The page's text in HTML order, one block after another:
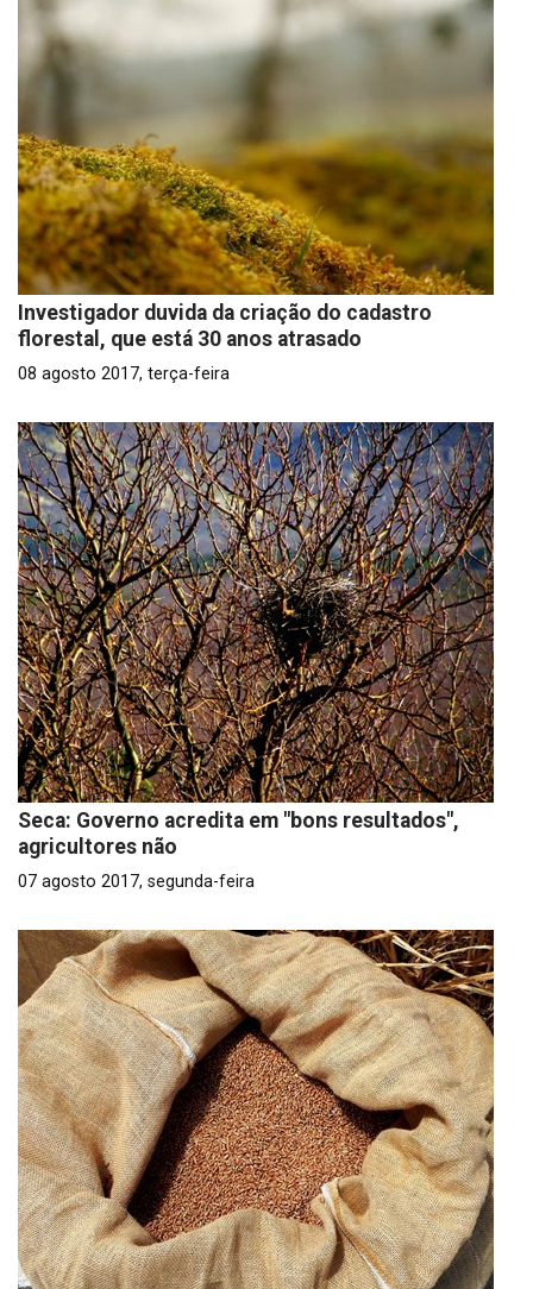
Investigador duvida da criação do cadastro
florestal, que está 30 anos atrasado
08 agosto 2017, terça-feira
Seca: Governo acredita em "bons resultados",
agricultores não
07 agosto 2017, segunda-feira